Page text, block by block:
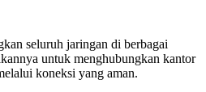
seluruh jaringan di berbagai
untuk menghubungkan kantor
koneksi yang aman.